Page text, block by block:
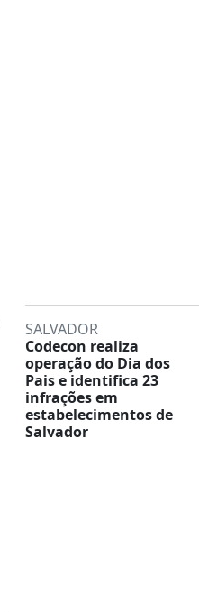
SALVADOR
Codecon realiza
operação do Dia dos
Pais e identifica 23
infrações em
estabelecimentos de
Salvador